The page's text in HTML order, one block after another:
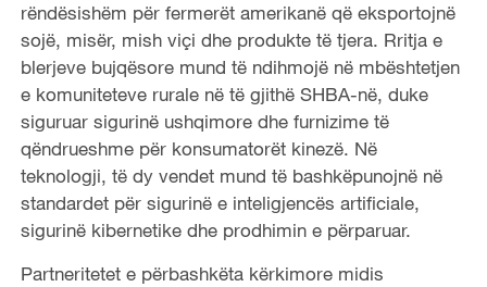
rëndësishëm për fermerët amerikanë që eksportojnë
sojë, misër, mish viçi dhe produkte të tjera. Rritja e
blerjeve bujqësore mund të ndihmojë në mbështetjen
e komuniteteve rurale në të gjithë SHBA-në, duke
siguruar sigurinë ushqimore dhe furnizime të
qëndrueshme për konsumatorët kinezë. Në
teknologji, të dy vendet mund të bashkëpunojnë në
standardet për sigurinë e inteligjencës artificiale,
sigurinë kibernetike dhe prodhimin e përparuar.
Partneritetet e përbashkëta kërkimore midis